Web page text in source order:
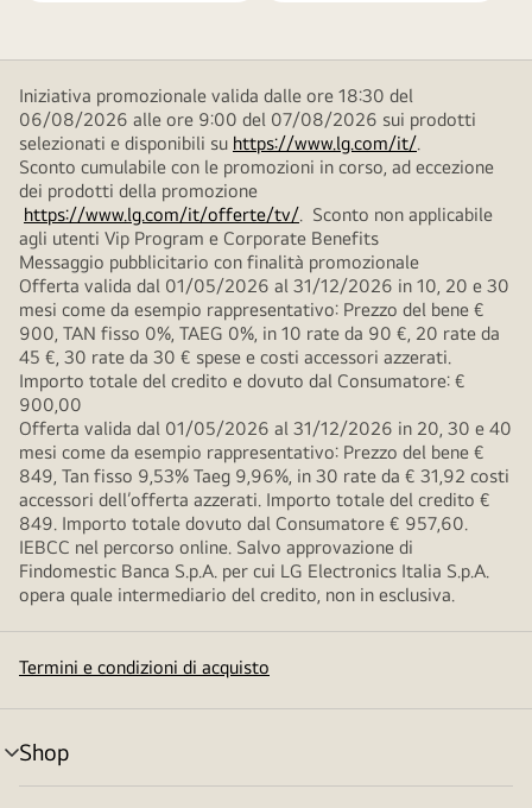
Iniziativa promozionale valida dalle ore 18:30 del
06/08/2026 alle ore 9:00 del 07/08/2026 sui prodotti
selezionati e disponibili su https://www.lg.com/it/.
Sconto cumulabile con le promozioni in corso, ad eccezione
dei prodotti della promozione
https://www.lg.com/it/offerte/tv/. Sconto non applicabile
agli utenti Vip Program e Corporate Benefits
Messaggio pubblicitario con finalità promozionale
Offerta valida dal 01/05/2026 al 31/12/2026 in 10, 20 e 30
mesi come da esempio rappresentativo: Prezzo del bene €
900, TAN fisso 0%, TAEG 0%, in 10 rate da 90 €, 20 rate da
45 €, 30 rate da 30 € spese e costi accessori azzerati.
Importo totale del credito e dovuto dal Consumatore: €
900,00
Offerta valida dal 01/05/2026 al 31/12/2026 in 20, 30 e 40
mesi come da esempio rappresentativo: Prezzo del bene €
849, Tan fisso 9,53% Taeg 9,96%, in 30 rate da € 31,92 costi
accessori dell’offerta azzerati. Importo totale del credito €
849. Importo totale dovuto dal Consumatore € 957,60.
IEBCC nel percorso online. Salvo approvazione di
Findomestic Banca S.p.A. per cui LG Electronics Italia S.p.A.
opera quale intermediario del credito, non in esclusiva.
Termini e condizioni di acquisto
Shop
Attivazione
menu